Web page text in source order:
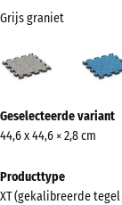
Grijs graniet
graniet
informatie
over
kleuren?
Geselecteerde variant
44,6 x 44,6 × 2,8 cm
Producttype
XT (gekalibreerde